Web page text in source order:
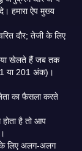
हमारा ऐप मुख्य
दौर; तेजी के लिए
या खेलते हैं जब तक
या 201 अंक)।
का फैसला करते
है तो आप
लिए अलग-अलग